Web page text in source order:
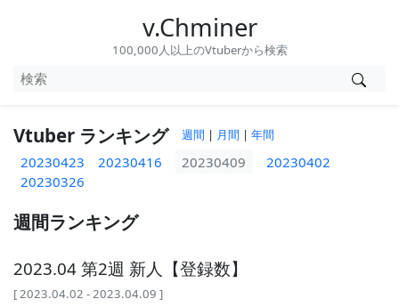
v.Chminer
100,000人以上のVtuberから検索
Vtuber ランキング 週間 | 月間 | 年間
20230423 20230416 20230409
20230402
20230326
週間ランキング
2023.04 第2週 新人【登録数】
[ 2023.04.02 - 2023.04.09 ]